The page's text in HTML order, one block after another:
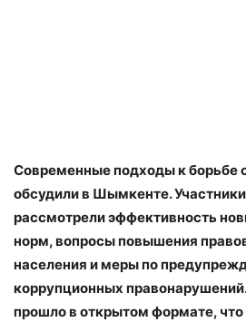
Современные подходы к борьбе
обсудили в Шымкенте.
рассмотрели эффективность
норм, вопросы повышения
населения и меры по
коррупционных
прошло в открытом формате, что